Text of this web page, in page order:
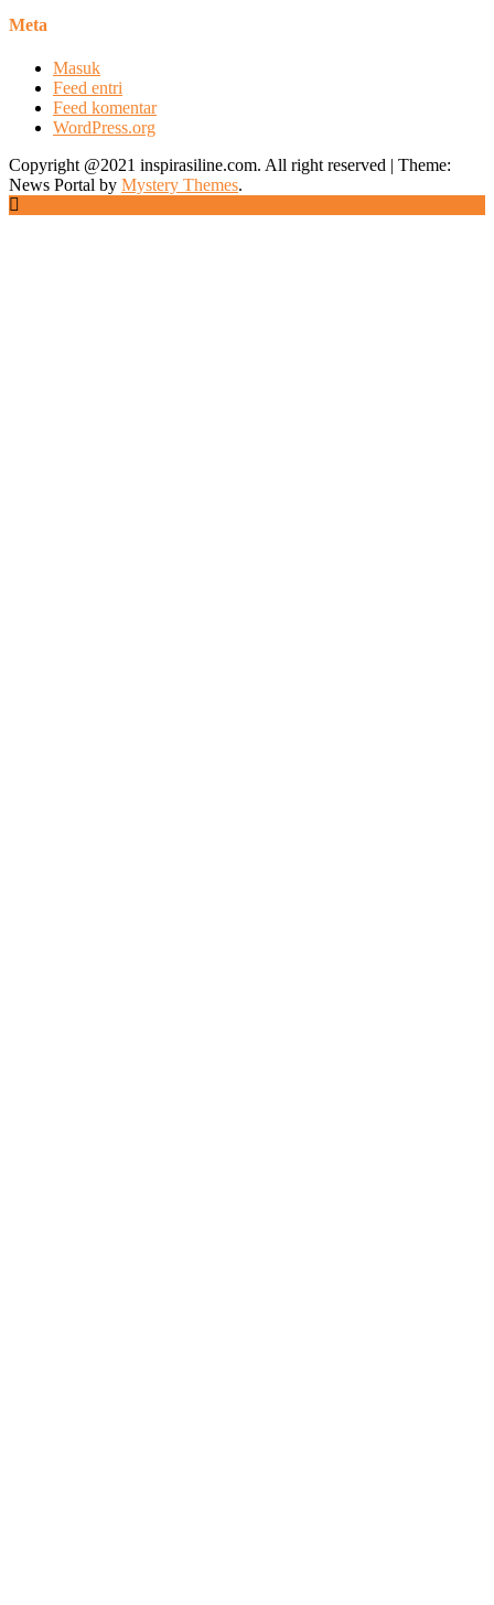
Meta
Masuk
Feed entri
Feed komentar
WordPress.org
Copyright @2021 inspirasiline.com. All right reserved | Theme:
News Portal by Mystery Themes.